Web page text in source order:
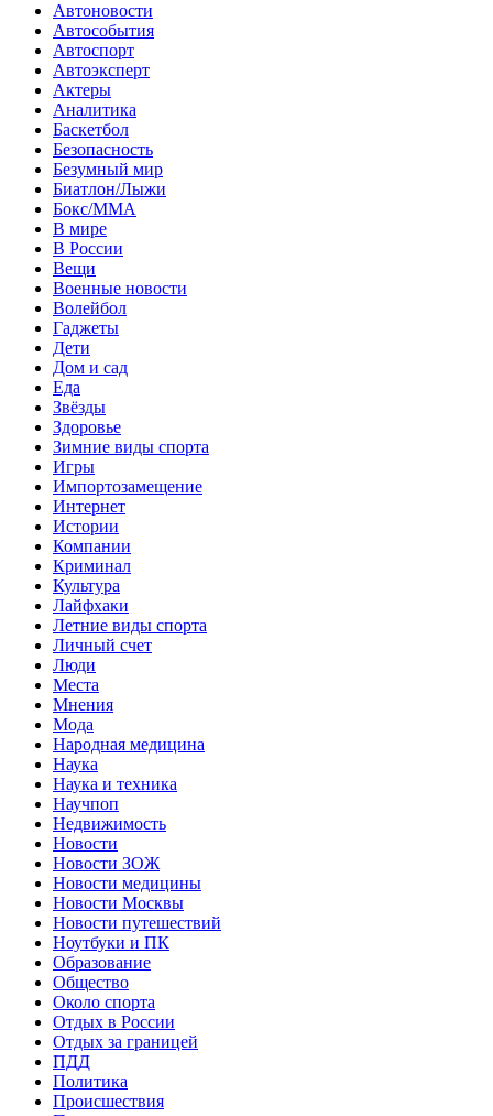
Автоновости
Автособытия
Автоспорт
Автоэксперт
Актеры
Аналитика
Баскетбол
Безопасность
Безумный мир
Биатлон/Лыжи
Бокс/MMA
В мире
В России
Вещи
Военные новости
Волейбол
Гаджеты
Дети
Дом и сад
Еда
Звёзды
Здоровье
Зимние виды спорта
Игры
Импортозамещение
Интернет
Истории
Компании
Криминал
Культура
Лайфхаки
Летние виды спорта
Личный счет
Люди
Места
Мнения
Мода
Народная медицина
Наука
Наука и техника
Научпоп
Недвижимость
Новости
Новости ЗОЖ
Новости медицины
Новости Москвы
Новости путешествий
Ноутбуки и ПК
Образование
Общество
Около спорта
Отдых в России
Отдых за границей
ПДД
Политика
Происшествия